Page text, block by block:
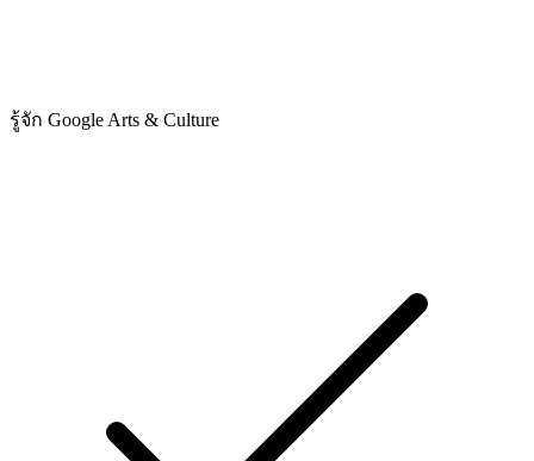
รู้จัก Google Arts & Culture